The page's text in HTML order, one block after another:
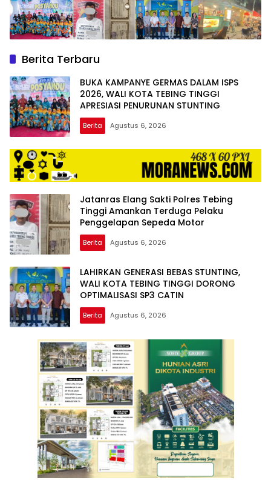
Berita Terbaru
BUKA KAMPANYE GERMAS DALAM ISPS
2026, WALI KOTA TEBING TINGGI
APRESIASI PENURUNAN STUNTING
Berita Agustus 6, 2026
Jatanras Elang Sakti Polres Tebing
Tinggi Amankan Terduga Pelaku
Penggelapan Sepeda Motor
Berita Agustus 6, 2026
LAHIRKAN GENERASI BEBAS STUNTING,
WALI KOTA TEBING TINGGI DORONG
OPTIMALISASI SP3 CATIN
Berita Agustus 6, 2026
Moranews